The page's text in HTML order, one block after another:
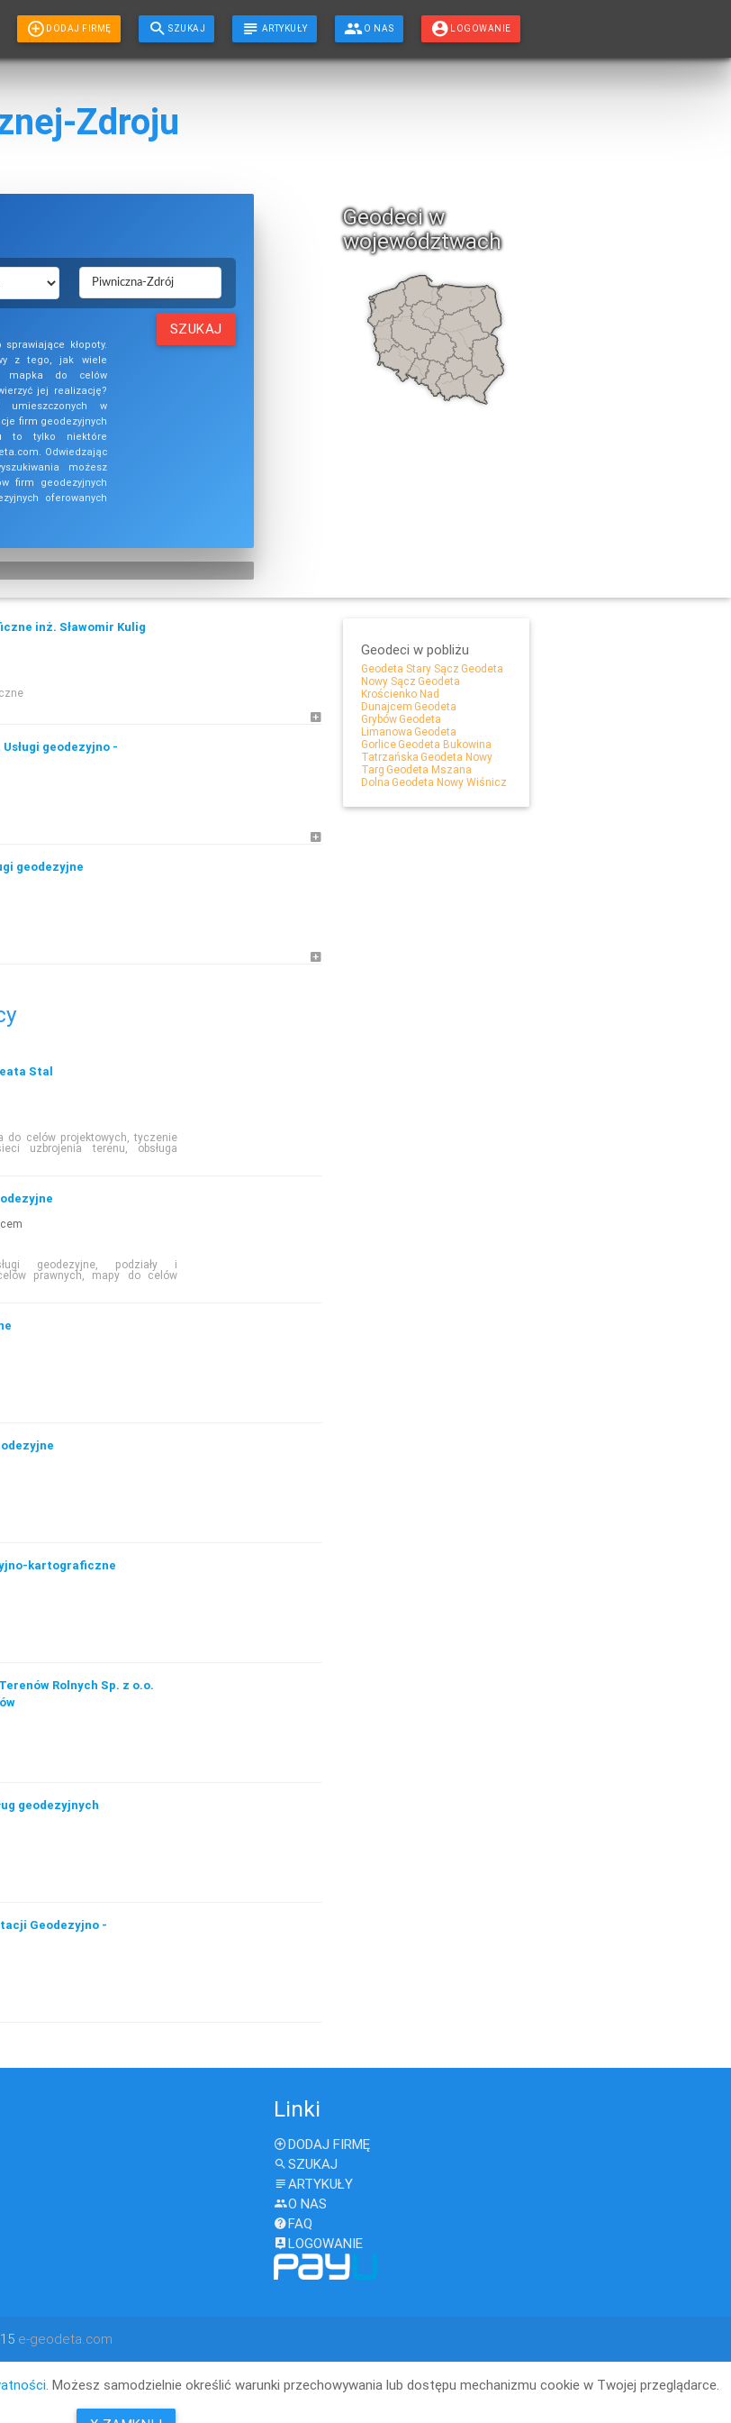
DODAJ FIRMĘ SZUKAJ ARTYKUŁY O NAS LOGOWANIE
Zdroju
kłopoty.
z tego, jak wiele
mapka do celów
jej realizację?
w
firm geodezyjnych
to tylko niektóre
Odwiedzając
możesz
firm geodezyjnych
oferowanych
SZUKAJ
Geodeci w
województwach
inż. Sławomir Kulig
geodezyjno -
geodezyjne
Stal
do celów projektowych, tyczenie
uzbrojenia terenu, obsługa
geodezyjne, podziały i
prawnych, mapy do celów
kartograficzne
Rolnych Sp. z o.o.
geodezyjnych
Geodezyjno -
Geodeci w pobliżu
Geodeta Stary Sącz Geodeta
Nowy Sącz Geodeta
Krościenko Nad
Dunajcem Geodeta
Grybów Geodeta
Limanowa Geodeta
Gorlice Geodeta Bukowina
Tatrzańska Geodeta Nowy
Targ Geodeta Mszana
Dolna Geodeta Nowy Wiśnicz
Linki
DODAJ FIRMĘ
SZUKAJ
ARTYKUŁY
O NAS
FAQ
LOGOWANIE
e-geodeta.com
. Możesz samodzielnie określić warunki przechowywania lub dostępu mechanizmu cookie w Twojej przeglądarce.